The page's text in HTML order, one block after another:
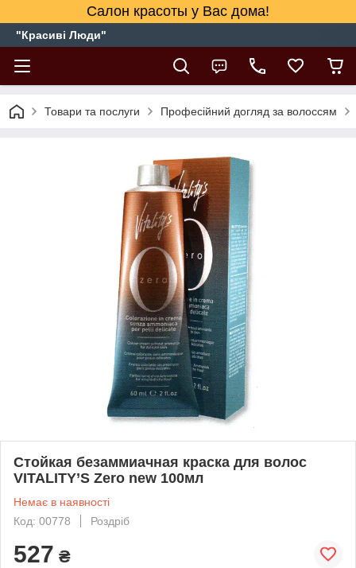
Салон красоты у Вас дома!
"Красиві Люди"
Товари та послуги Професійний догляд за волоссям
Стойкая безаммиачная краска для волос
VITALITY’S Zero new 100мл
Немає в наявності
Код: 00778
Роздріб
527 ₴